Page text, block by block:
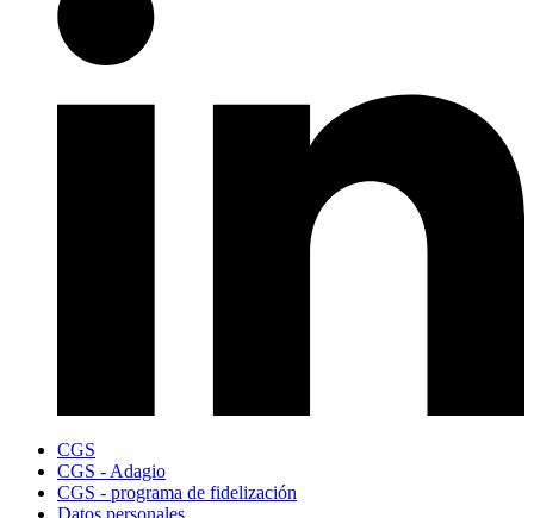
CGS
CGS - Adagio
CGS - programa de fidelización